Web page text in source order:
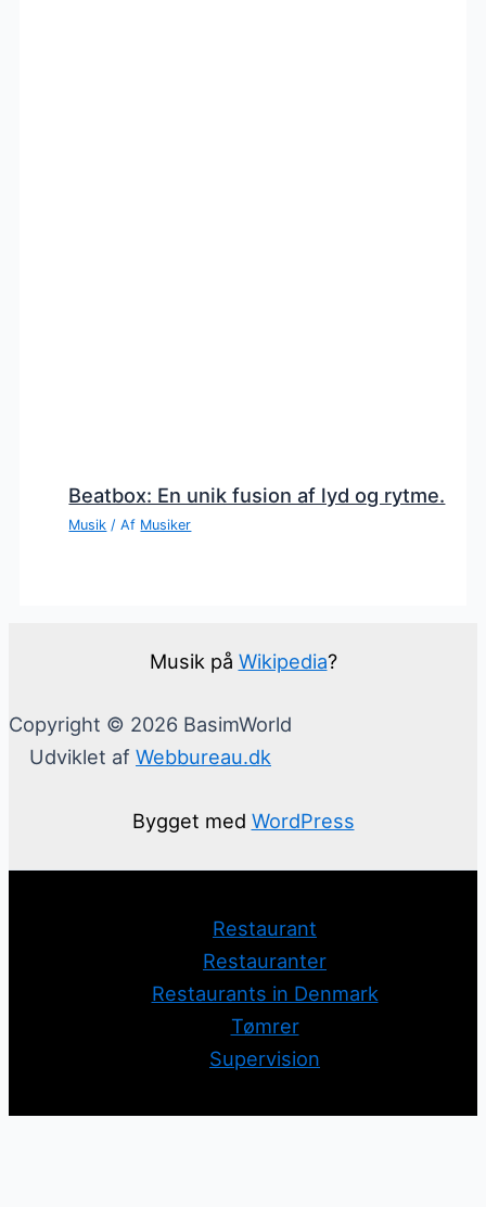
Beatbox: En unik fusion af lyd og rytme.
Musik / Af Musiker
Musik på Wikipedia?
Copyright © 2026 BasimWorld
Udviklet af Webbureau.dk
Bygget med WordPress
Restaurant
Restauranter
Restaurants in Denmark
Tømrer
Supervision